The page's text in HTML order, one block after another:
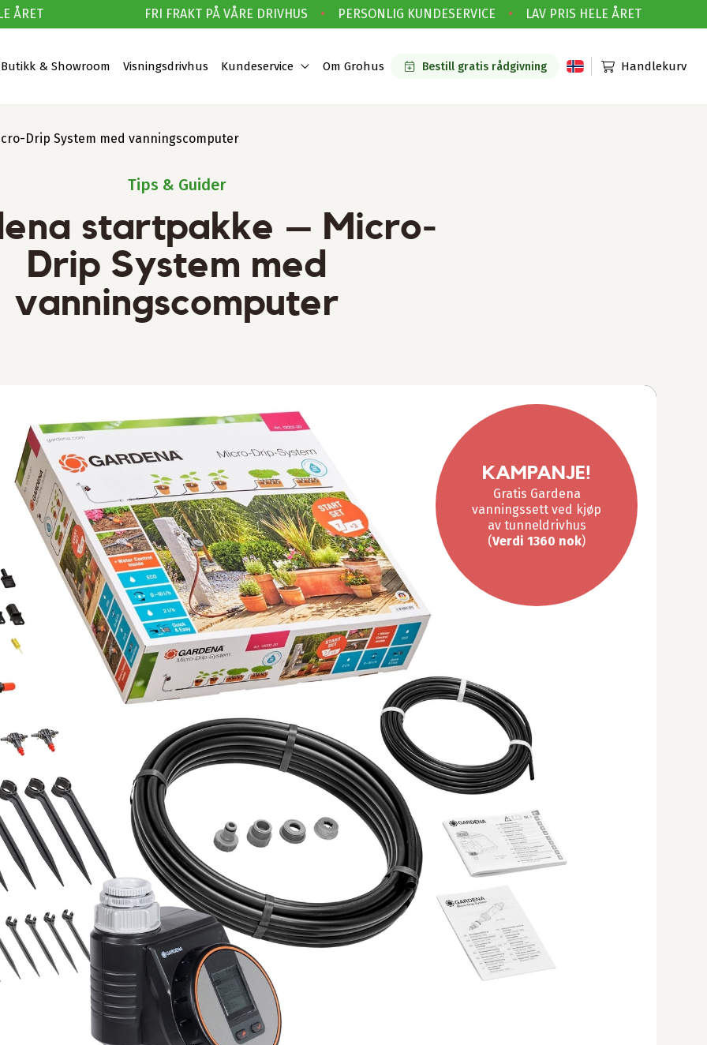
FRI FRAKT PÅ VÅRE DRIVHUS • PERSONLIG KUNDESERVICE • LAV PRIS HELE ÅRET
Butikk & Showroom Visningsdrivhus Kundeservice Om Grohus Bestill gratis rådgivning Handlekurv
Drip System med vanningscomputer
Tips & Guider
startpakke – Micro-
Drip System med
vanningscomputer
KAMPANJE!
Gratis Gardena
vanningssett ved kjøp
av tunneldrivhus
(Verdi 1360 nok)